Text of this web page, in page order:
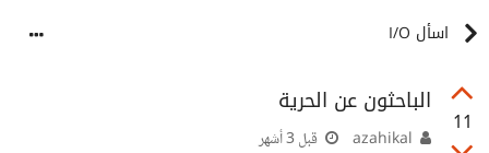
اسأل I/O
11
الباحثون عن الحرية
قبل 3 أشهر